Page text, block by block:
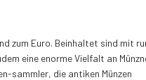
zum Euro. Beinhaltet sind mit
eine enorme Vielfalt an
sammler, die antiken Münzen